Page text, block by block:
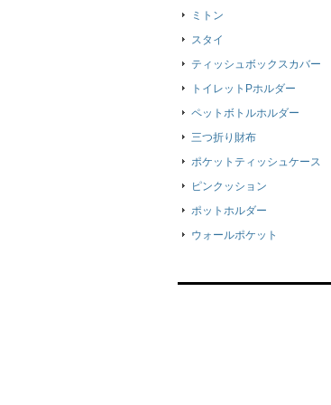
ミトン
スタイ
ティッシュボックスカバー
トイレットPホルダー
ペットボトルホルダー
三つ折り財布
ポケットティッシュケース
ピンクッション
ポットホルダー
ウォールポケット